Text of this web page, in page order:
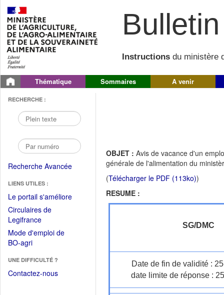
Instructions du ministère
Thématique Sommaires A venir
RECHERCHE :
Recherche Avancée
LIENS UTILES :
Le portail s'améliore(Fichier
Circulaires de
Legifrance(Ouvrir
dans
une
fenêtre)
Mode d'emploi de
BO-agri(Ouvrir
une
nouvelle
UNE DIFFICULTÉ ?
Contactez-nous
OBJET : Avis de vacance d'un
générale de l'alimentation du
(Télécharger le PDF (113ko))
RESUME :
SG/DMC
Date de fin de validité :
date limite de réponse :